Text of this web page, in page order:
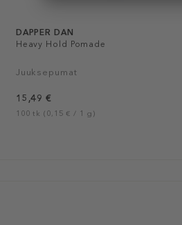
DAPPER DAN
Heavy Hold Pomade
Juuksepumat
15,49 €
100 tk (0,15 € / 1 g)